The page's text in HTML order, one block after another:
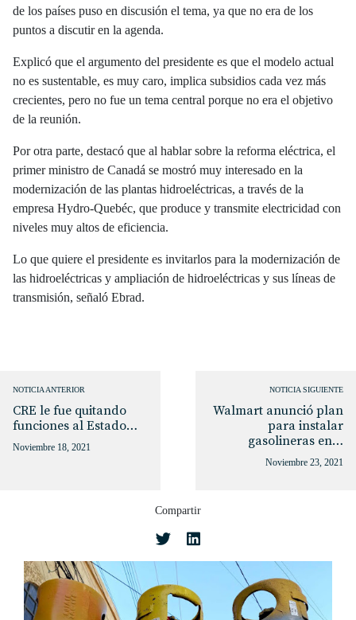
Compartir
de los países puso en discusión el tema, ya que no era de los
puntos a discutir en la agenda.
Explicó que el argumento del presidente es que el modelo actual
no es sustentable, es muy caro, implica subsidios cada vez más
crecientes, pero no fue un tema central porque no era el objetivo
de la reunión.
Por otra parte, destacó que al hablar sobre la reforma eléctrica, el
primer ministro de Canadá se mostró muy interesado en la
modernización de las plantas hidroeléctricas, a través de la
empresa Hydro-Quebéc, que produce y transmite electricidad con
niveles muy altos de eficiencia.
Lo que quiere el presidente es invitarlos para la modernización de
las hidroeléctricas y ampliación de hidroeléctricas y sus líneas de
transmisión, señaló Ebrad.
NOTICIA ANTERIOR
CRE le fue quitando
funciones al Estado…
Noviembre 18, 2021
NOTICIA SIGUIENTE
Walmart anunció plan
para instalar
gasolineras en…
Noviembre 23, 2021